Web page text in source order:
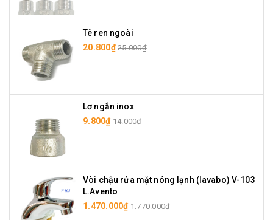
Tê ren ngoài
20.800₫ 25.000₫
Lơ ngắn inox
9.800₫ 14.000₫
Vòi chậu rửa mặt nóng lạnh (lavabo) V-103
L.Avento
1.470.000₫ 1.770.000₫